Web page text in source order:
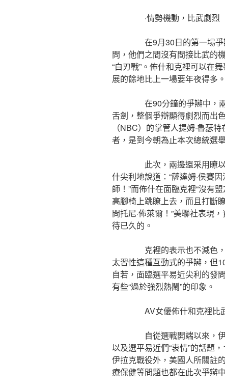
·情勢機動，比武劇烈
在9月30日的第一場爭辯
問，他們之間沒有間接比武的
“白刃戰”。佈什和克裡可以在
展的餘地比上一場要年夜得多。
在90分鐘的爭辯中，兩人
舌劍，整個爭辯顯得劇烈而出
（NBC）的掌管人提姆·魯瑟
者，是到今朝為止本次總統選
此次，兩邊還采用瞭以前
什尖利地說道：“薩達姆·侯賽
師！”而佈什在面臨克裡“沒有
高腳椅上跳瞭上去，而且打斷
問托尼·佈萊爾！”美聯社表現
待已久的。
克裡的表示也不減色，固
太習性這種互動式的爭辯，但
自若，面臨選平易近尖利的發
有些“過於強烈熱鬧”的印象。
AV女優佈什和克裡比武
自從選戰開端以來，伊拉
以及選平易近們“衷情”的話題
伊拉克戰役外，美國人所關註
療保健等問題也都在此次爭辯